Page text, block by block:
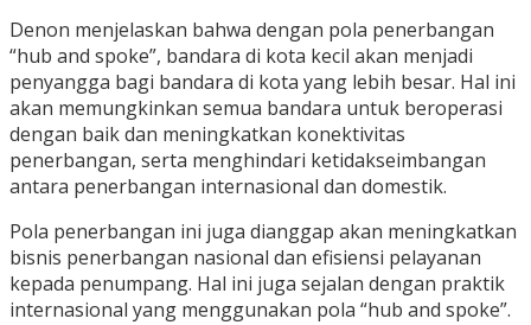
Denon menjelaskan bahwa dengan pola penerbangan
“hub and spoke”, bandara di kota kecil akan menjadi
penyangga bagi bandara di kota yang lebih besar. Hal ini
akan memungkinkan semua bandara untuk beroperasi
dengan baik dan meningkatkan konektivitas
penerbangan, serta menghindari ketidakseimbangan
antara penerbangan internasional dan domestik.
Pola penerbangan ini juga dianggap akan meningkatkan
bisnis penerbangan nasional dan efisiensi pelayanan
kepada penumpang. Hal ini juga sejalan dengan praktik
internasional yang menggunakan pola “hub and spoke”.